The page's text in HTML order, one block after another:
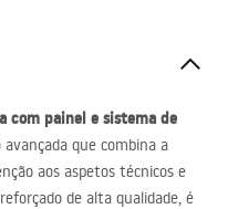
com painel e sistema de
que combina a
aos aspetos técnicos e
de alta qualidade, é